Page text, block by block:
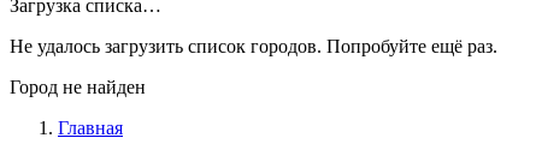
Загрузка списка…
Не удалось загрузить список городов. Попробуйте ещё раз.
Город не найден
Главная